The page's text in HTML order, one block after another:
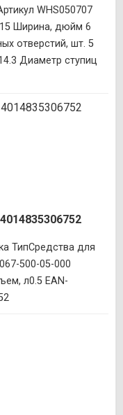
WHS050707
Ширина, дюйм 6
отверстий, шт. 5
Диаметр ступиц
ТипСредства для
500-05-000
л0.5 EAN-